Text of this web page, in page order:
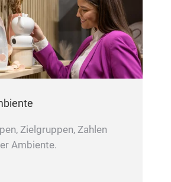
Zielgruppen, Zahlen
Ambiente.